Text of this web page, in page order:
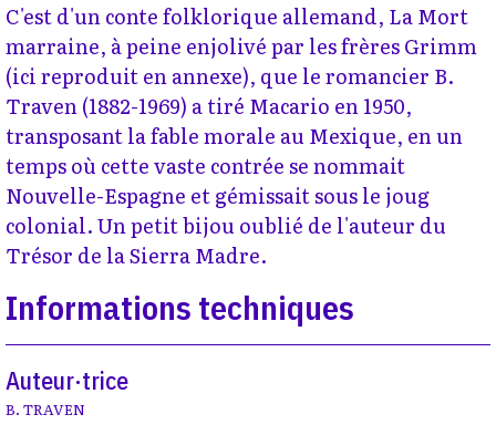
C'est d'un conte folklorique allemand, La Mort
marraine, à peine enjolivé par les frères Grimm
(ici reproduit en annexe), que le romancier B.
Traven (1882-1969) a tiré Macario en 1950,
transposant la fable morale au Mexique, en un
temps où cette vaste contrée se nommait
Nouvelle-Espagne et gémissait sous le joug
colonial. Un petit bijou oublié de l'auteur du
Trésor de la Sierra Madre.
Informations techniques
Auteur·trice
B. TRAVEN